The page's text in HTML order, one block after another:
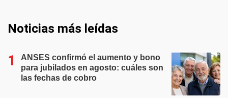
Noticias más leídas
ANSES confirmó el aumento y bono
para jubilados en agosto: cuáles son
las fechas de cobro